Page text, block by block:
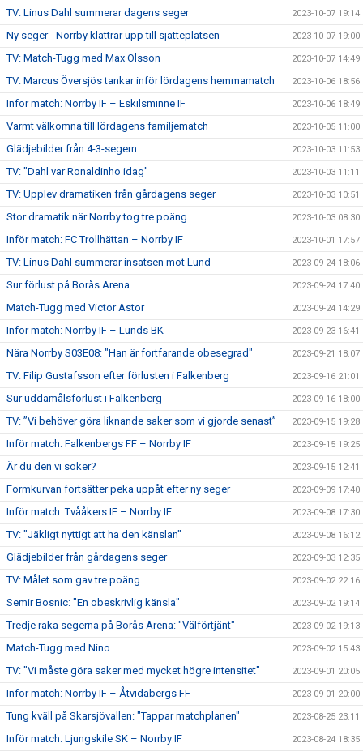
TV: Linus Dahl summerar dagens seger 2023-10-07 19:14
Ny seger - Norrby klättrar upp till sjätteplatsen 2023-10-07 19:00
TV: Match-Tugg med Max Olsson 2023-10-07 14:49
TV: Marcus Översjös tankar inför lördagens hemmamatch 2023-10-06 18:56
Inför match: Norrby IF – Eskilsminne IF 2023-10-06 18:49
Varmt välkomna till lördagens familjematch 2023-10-05 11:00
Glädjebilder från 4-3-segern 2023-10-03 11:53
TV: "Dahl var Ronaldinho idag" 2023-10-03 11:11
TV: Upplev dramatiken från gårdagens seger 2023-10-03 10:51
Stor dramatik när Norrby tog tre poäng 2023-10-03 08:30
Inför match: FC Trollhättan – Norrby IF 2023-10-01 17:57
TV: Linus Dahl summerar insatsen mot Lund 2023-09-24 18:06
Sur förlust på Borås Arena 2023-09-24 17:40
Match-Tugg med Victor Astor 2023-09-24 14:29
Inför match: Norrby IF – Lunds BK 2023-09-23 16:41
Nära Norrby S03E08: "Han är fortfarande obesegrad" 2023-09-21 18:07
TV: Filip Gustafsson efter förlusten i Falkenberg 2023-09-16 21:01
Sur uddamålsförlust i Falkenberg 2023-09-16 18:00
TV: ”Vi behöver göra liknande saker som vi gjorde senast” 2023-09-15 19:28
Inför match: Falkenbergs FF – Norrby IF 2023-09-15 19:25
Är du den vi söker? 2023-09-15 12:41
Formkurvan fortsätter peka uppåt efter ny seger 2023-09-09 17:40
Inför match: Tvååkers IF – Norrby IF 2023-09-08 17:30
TV: "Jäkligt nyttigt att ha den känslan" 2023-09-08 16:12
Glädjebilder från gårdagens seger 2023-09-03 12:35
TV: Målet som gav tre poäng 2023-09-02 22:16
Semir Bosnic: "En obeskrivlig känsla" 2023-09-02 19:14
Tredje raka segerna på Borås Arena: "Välförtjänt" 2023-09-02 19:13
Match-Tugg med Nino 2023-09-02 15:43
TV: "Vi måste göra saker med mycket högre intensitet" 2023-09-01 20:05
Inför match: Norrby IF – Åtvidabergs FF 2023-09-01 20:00
Tung kväll på Skarsjövallen: "Tappar matchplanen" 2023-08-25 23:11
Inför match: Ljungskile SK – Norrby IF 2023-08-24 18:35